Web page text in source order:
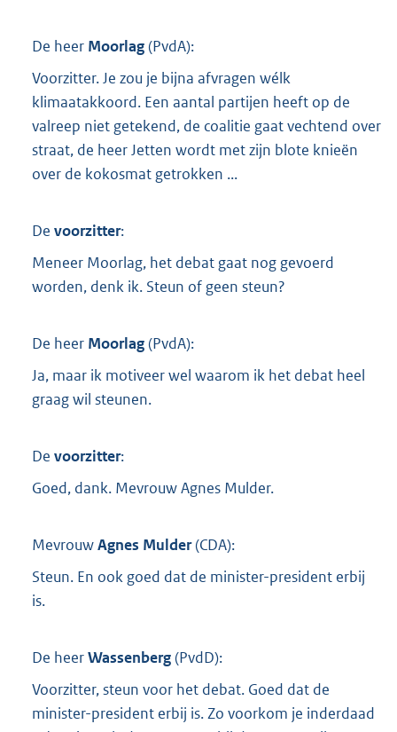
De heer Moorlag(PvdA):
Voorzitter. Je zou je bijna afvragen wélk
klimaatakkoord. Een aantal partijen heeft op de
valreep niet getekend, de coalitie gaat vechtend over
straat, de heer Jetten wordt met zijn blote knieën
over de kokosmat getrokken ...
De voorzitter:
Meneer Moorlag, het debat gaat nog gevoerd
worden, denk ik. Steun of geen steun?
De heer Moorlag(PvdA):
Ja, maar ik motiveer wel waarom ik het debat heel
graag wil steunen.
De voorzitter:
Goed, dank. Mevrouw Agnes Mulder.
MevrouwAgnes Mulder(CDA):
Steun. En ook goed dat de minister-president erbij
is.
De heerWassenberg(PvdD):
Voorzitter, steun voor het debat. Goed dat de
minister-president erbij is. Zo voorkom je inderdaad